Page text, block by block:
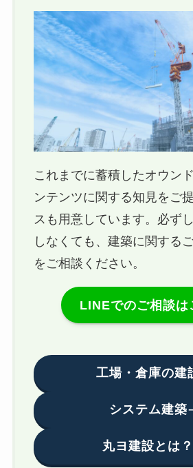
これまでに蓄積したオウン
ンテンツに関する知見をご
スも用意しています。必ず
しなくても、建築に関する
をご相談ください。
LINEでのご相談は
工場・倉庫の建
システム建築
丸ヨ建設とは？